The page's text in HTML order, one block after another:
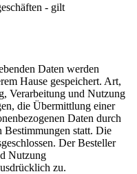
- gilt
Daten werden
Hause gespeichert. Art,
Verarbeitung und Nutzung
die Übermittlung einer
Daten durch
Bestimmungen statt. Die
Der Besteller
Nutzung
zu.